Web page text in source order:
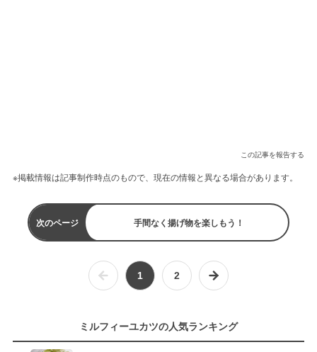
この記事を報告する
※掲載情報は記事制作時点のもので、現在の情報と異なる場合があります。
次のページ 手間なく揚げ物を楽しもう！
1 2
ミルフィーユカツの人気ランキング